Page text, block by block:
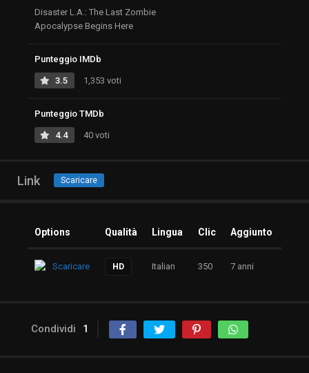
Disaster L.A.: The Last Zombie
Apocalypse Begins Here
Punteggio IMDb
3.5 1,353 voti
Punteggio TMDb
4.4 40 voti
Link Scaricare
Options Qualità Lingua Clic Aggiunto
Scaricare HD Italian 350 7 anni
Condividi 1